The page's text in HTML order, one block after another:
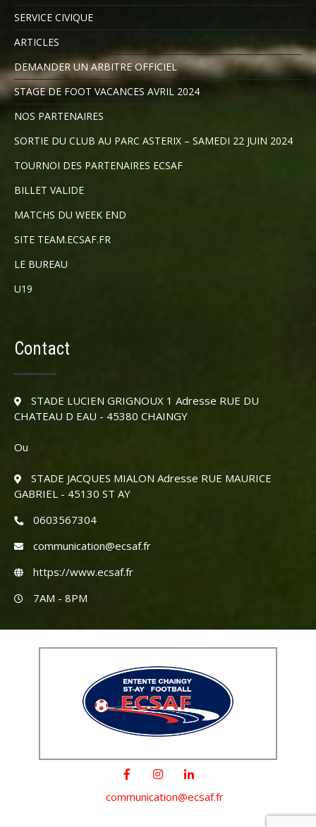
SERVICE CIVIQUE
ARTICLES
DEMANDER UN ARBITRE OFFICIEL
STAGE DE FOOT VACANCES AVRIL 2024
NOS PARTENAIRES
SORTIE DU CLUB AU PARC ASTERIX – SAMEDI 22 JUIN 2024
TOURNOI DES PARTENAIRES ECSAF
BILLET VALIDE
MATCHS DU WEEK END
SITE TEAM.ECSAF.FR
LE BUREAU
U19
Contact
STADE LUCIEN GRIGNOUX 1 Adresse RUE DU
CHATEAU D EAU - 45380 CHAINGY
Ou
STADE JACQUES MIALON Adresse RUE MAURICE
GABRIEL - 45130 ST AY
0603567304
communication@ecsaf.fr
https://www.ecsaf.fr
7AM - 8PM
communication@ecsaf.fr